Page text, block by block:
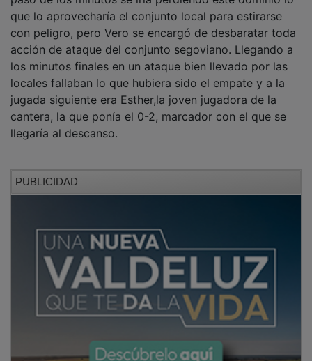
que lo aprovecharía el conjunto local para estirarse
con peligro, pero Vero se encargó de desbaratar toda
acción de ataque del conjunto segoviano. Llegando a
los minutos finales en un ataque bien llevado por las
locales fallaban lo que hubiera sido el empate y a la
jugada siguiente era Esther,la joven jugadora de la
cantera, la que ponía el 0-2, marcador con el que se
llegaría al descanso.